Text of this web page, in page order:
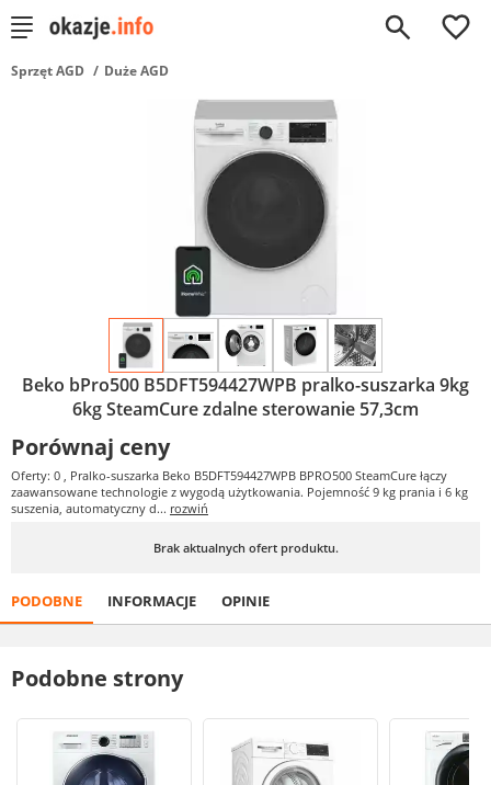
0
Sprzęt AGD Duże AGD
Beko bPro500 B5DFT594427WPB pralko-suszarka 9kg
6kg SteamCure zdalne sterowanie 57,3cm
Porównaj ceny
Oferty: 0 , Pralko-suszarka Beko B5DFT594427WPB BPRO500 SteamCure łączy
zaawansowane technologie z wygodą użytkowania. Pojemność 9 kg prania i 6 kg
suszenia, automatyczny d... rozwiń
Brak aktualnych ofert produktu.
PODOBNE INFORMACJE OPINIE
Podobne strony